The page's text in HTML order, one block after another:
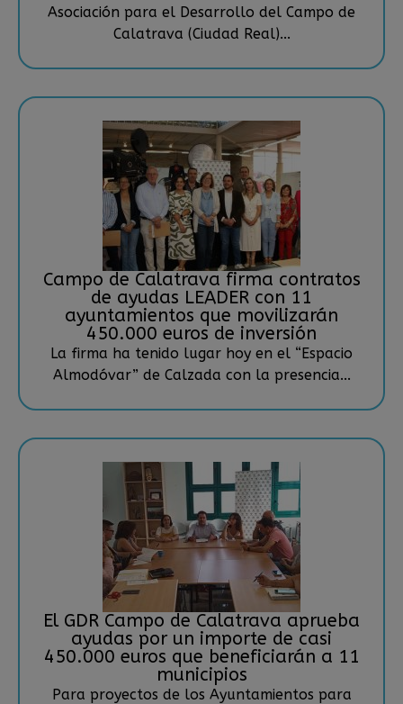
Asociación para el Desarrollo del Campo de
Calatrava (Ciudad Real)...
Campo de Calatrava firma contratos
de ayudas LEADER con 11
ayuntamientos que movilizarán
450.000 euros de inversión
La firma ha tenido lugar hoy en el “Espacio
Almodóvar” de Calzada con la presencia...
El GDR Campo de Calatrava aprueba
ayudas por un importe de casi
450.000 euros que beneficiarán a 11
municipios
Para proyectos de los Ayuntamientos para